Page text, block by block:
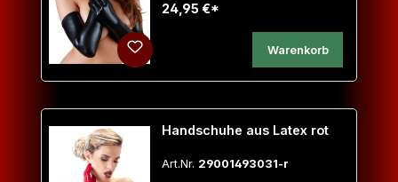
24,95 €*
Warenkorb
Handschuhe aus Latex rot
Art.Nr. 29001493031-r